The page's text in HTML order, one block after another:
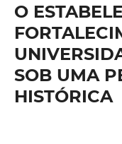
O
SOB UMA
HISTÓRICA